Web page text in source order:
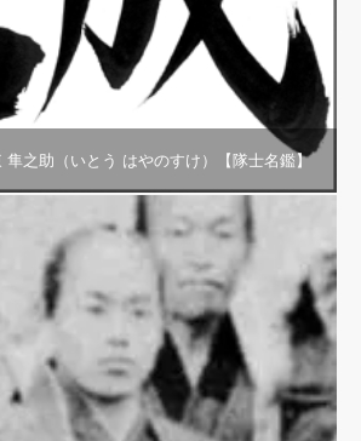
隼之助（いとう はやのすけ）【隊士名鑑】